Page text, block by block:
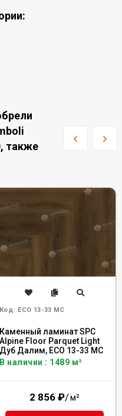
также
Код: ECO 13-33 MC
Каменный ламинат SPC
Alpine Floor Parquet Light
Дуб Далим, ЕСО 13-33 MC
В наличии : 1489 м²
2 856 ₽/м²